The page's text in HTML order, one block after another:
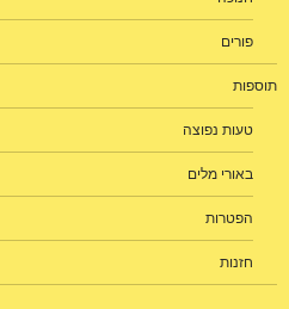
פורים
תוספות
טעות נפוצה
באורי מלים
הפטרות
חזנות